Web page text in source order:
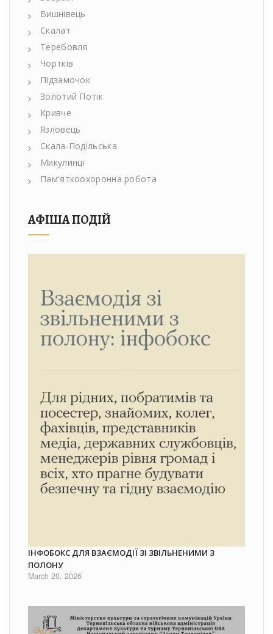
Вишнівець
Скалат
Теребовля
Чортків
Підзамочок
Золотий Потік
Кривче
Язловець
Скала-Подільська
Микулинці
Пам'яткоохоронна робота
АФІША ПОДІЙ
ІНФОБОКС ДЛЯ ВЗАЄМОДІЇ ЗІ ЗВІЛЬНЕНИМИ З
ПОЛОНУ
March 20, 2026